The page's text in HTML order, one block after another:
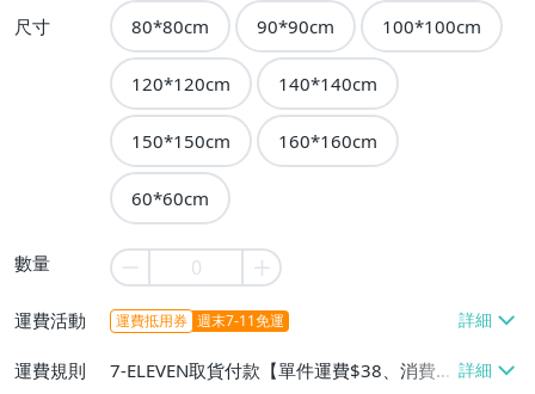
尺寸 80*80cm 90*90cm 100*100cm
120*120cm 140*140cm
150*150cm 160*160cm
60*60cm
數量
運費活動 運費抵用券 週末7-11免運
運費規則
7-ELEVEN取貨付款【單件運費$38、消費滿